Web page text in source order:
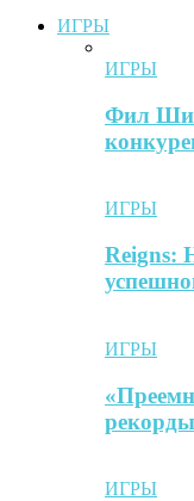
ИГРЫ
ИГРЫ
Фил
ИГРЫ
Reigns:
ИГРЫ
ИГРЫ